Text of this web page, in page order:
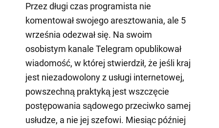
Przez długi czas programista nie
komentował swojego aresztowania, ale 5
września odezwał się. Na swoim
osobistym kanale Telegram opublikował
wiadomość, w której stwierdził, że jeśli kraj
jest niezadowolony z usługi internetowej,
powszechną praktyką jest wszczęcie
postępowania sądowego przeciwko samej
usłudze, a nie jej szefowi. Miesiąc później